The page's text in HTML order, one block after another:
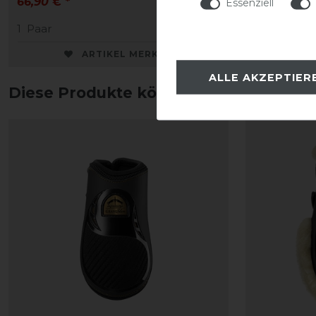
1
Paar
ARTIKEL MERKEN
225,90 € *
Diese Produkte könnten dich auch
ALLE